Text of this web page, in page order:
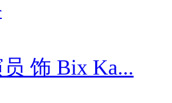
饰 Bix Ka...